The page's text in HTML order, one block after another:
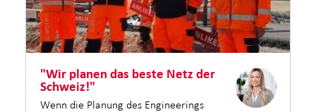
"Wir planen das beste Netz der
Schweiz!"
Wenn die Planung des Engineerings